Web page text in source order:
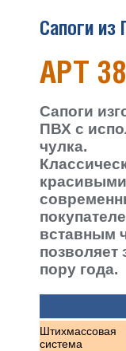
Сапоги из
АРТ
Сапоги
ПВХ с
чулка.
вставным
позволяет
пору года.
Штихмассовая
система